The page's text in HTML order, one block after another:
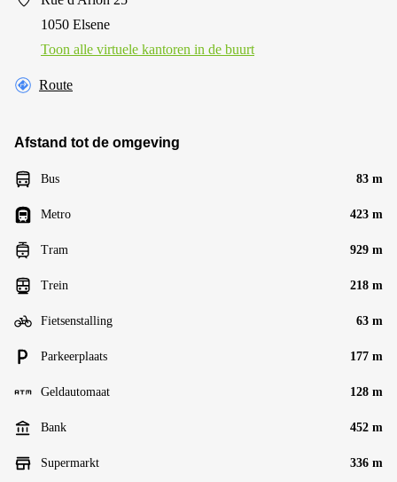
1050 Elsene
Toon alle virtuele kantoren in de buurt
Route
Afstand tot de omgeving
Bus 83 m
Metro 423 m
Tram 929 m
Trein 218 m
Fietsenstalling 63 m
Parkeerplaats 177 m
Geldautomaat 128 m
Bank 452 m
Supermarkt 336 m